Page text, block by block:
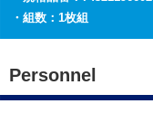
・組数：1枚組
Personnel